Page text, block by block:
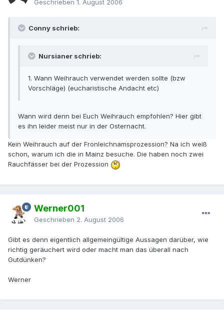
Geschrieben 1. August 2006
Conny schrieb:
Nursianer schrieb:
1. Wann Weihrauch verwendet werden sollte (bzw
Vorschläge) (eucharistische Andacht etc)
Wann wird denn bei Euch Weihrauch empfohlen? Hier gibt
es ihn leider meist nur in der Osternacht.
Kein Weihrauch auf der Fronleichnamsprozession? Na ich weiß
schon, warum ich die in Mainz besuche. Die haben noch zwei
Rauchfässer bei der Prozession
Werner001
Geschrieben 2. August 2006
Gibt es denn eigentlich allgemeingültige Aussagen darüber, wie
richtig geräuchert wird oder macht man das überall nach
Gutdünken?
Werner